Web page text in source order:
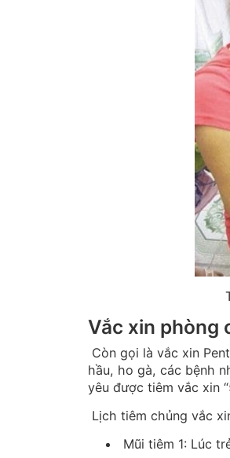
Vắc xin phòng
Còn gọi là vắc xin
hầu, ho gà, các bệnh
yêu được tiêm vắc xin
Lịch tiêm chủng vắc
Mũi tiêm 1: Lúc